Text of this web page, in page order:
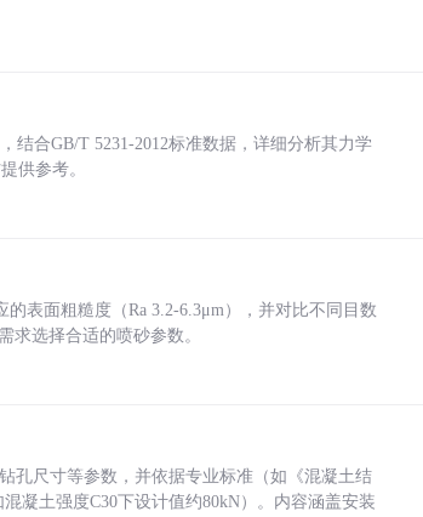
结合GB/T 5231-2012标准数据，详细分析其力学
供参考。
表面粗糙度（Ra 3.2-6.3μm），并对比不同目数
求选择合适的喷砂参数。
孔尺寸等参数，并依据专业标准（如《混凝土结
凝土强度C30下设计值约80kN）。内容涵盖安装